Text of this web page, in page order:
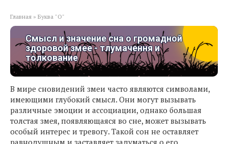
Главная » Буква "О"
Смысл и значение сна о громадной
здоровой змее - тлумачення и
толкование
В мире сновидений змеи часто являются символами,
имеющими глубокий смысл. Они могут вызывать
различные эмоции и ассоциации, однако большая
толстая змея, появляющаяся во сне, может вызывать
особый интерес и тревогу. Такой сон не оставляет
равнодушным и заставляет задуматься о его